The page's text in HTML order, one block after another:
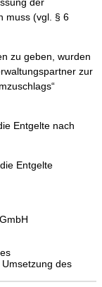
der
muss (vgl. § 6
zu geben, wurden
zur
Entgelte nach
Entgelte
des